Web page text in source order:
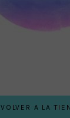
VOLVER A LA